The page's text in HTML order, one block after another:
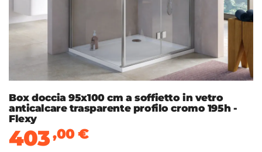
Box doccia 95x100 cm a soffietto in vetro
anticalcare trasparente profilo cromo 195h -
Flexy
403,00€